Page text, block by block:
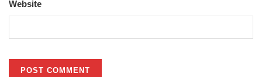
Website